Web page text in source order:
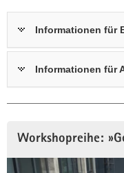
Informationen für
Informationen für
Workshopreihe: